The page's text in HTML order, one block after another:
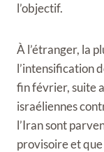
l’objectif.
À l’étranger, la
l’intensification
fin février, suite
israéliennes
l’Iran sont
provisoire et